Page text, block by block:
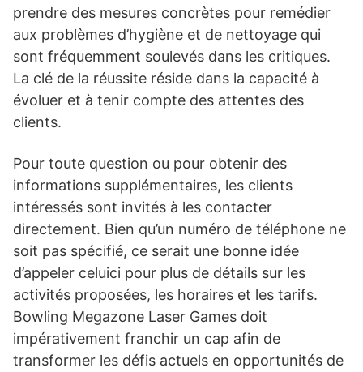
prendre des mesures concrètes pour remédier
aux problèmes d’hygiène et de nettoyage qui
sont fréquemment soulevés dans les critiques.
La clé de la réussite réside dans la capacité à
évoluer et à tenir compte des attentes des
clients.
Pour toute question ou pour obtenir des
informations supplémentaires, les clients
intéressés sont invités à les contacter
directement. Bien qu’un numéro de téléphone ne
soit pas spécifié, ce serait une bonne idée
d’appeler celuici pour plus de détails sur les
activités proposées, les horaires et les tarifs.
Bowling Megazone Laser Games doit
impérativement franchir un cap afin de
transformer les défis actuels en opportunités de